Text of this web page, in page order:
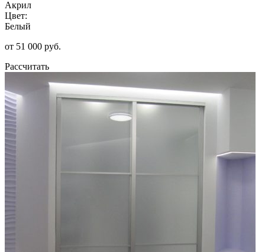
Акрил
Цвет:
Белый
от 51 000 руб.
Рассчитать